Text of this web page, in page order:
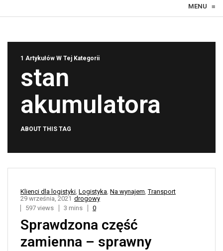
MENU ≡
1 Artykułów W Tej Kategorii
stan
akumulatora
ABOUT THIS TAG
Klienci dla logistyki, Logistyka, Na wynajem,Transport
drogowy
29 września, 2021
597 views
3 mins 0
Sprawdzona część
zamienna – sprawny